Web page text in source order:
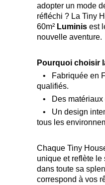
adopter un mode
réfléchi ? La Tiny
60m² Luminis est
nouvelle aventure.
Pourquoi choisir
• Fabriquée en
qualifiés.
• Des matériaux
• Un design
tous les
Chaque Tiny
unique et reflète
dans toute sa
correspond à vos